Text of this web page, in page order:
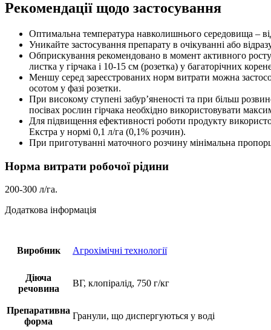
Рекомендації щодо застосування
Оптимальна температура навколишнього середовища –
Уникайте застосування препарату в очікуванні або
Обприскування рекомендовано в момент активного
листка у гірчака і 10-15 см (розетка) у багаторічних
Меншу серед зареєстрованих норм витрати можна
осотом у фазі розетки.
При високому ступені забур’яненості та при більш
посівах рослин гірчака необхідно використовувати
Для підвищення ефективності роботи продукту
Екстра у нормі 0,1 л/га (0,1% розчин).
При приготуванні маточного розчину мінімальна
Норма витрати робочої рідини
200-300 л/га.
Додаткова інформація
Виробник Агрохімічні технології
Діюча
речовина
ВГ, клопіралід, 750 г/кг
Препаративна
форма
Гранули, що диспергуються у воді